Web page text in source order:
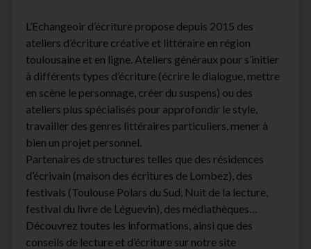
L’Echangeoir d’écriture propose depuis 2015 des
ateliers d’écriture créative et littéraire en région
toulousaine et en ligne. Ateliers généraux pour s’initier
à différents types d’écriture (écrire le dialogue, mettre
en scène le personnage, créer du suspens) ou des
ateliers plus spécialisés pour approfondir le style,
travailler des genres littéraires particuliers, mener à
bien un projet personnel.
Partenaires de structures telles que des résidences
d’écrivain (maison des écritures de Lombez), des
festivals (Toulouse Polars du Sud, Nuit de la lecture,
festival du livre de Léguevin), des médiathèques…
Découvrez toutes les informations, ainsi que des
conseils de lecture et d’écriture sur notre site